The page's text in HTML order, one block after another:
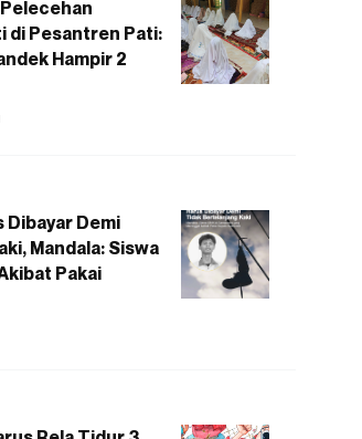
di Pesantren Pati:
Hampir 2
Dibayar Demi
Mandala: Siswa
Pakai